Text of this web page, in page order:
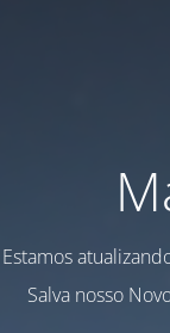
Estamos
Salva nosso